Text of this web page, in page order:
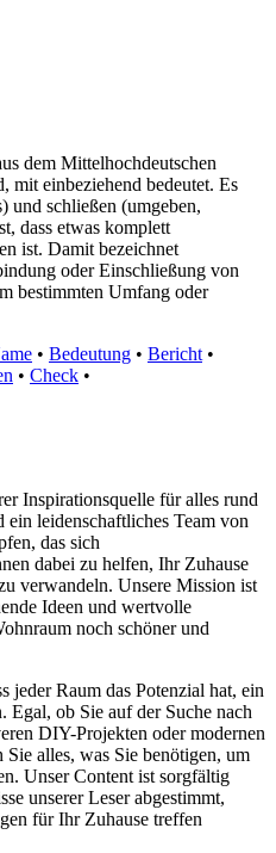
dem Mittelhochdeutschen
mit einbeziehend bedeutet. Es
und schließen (umgeben,
dass etwas komplett
ist. Damit bezeichnet
oder Einschließung von
bestimmten Umfang oder
• Bedeutung • Bericht •
• Check •
Inspirationsquelle für alles rund
leidenschaftliches Team von
das sich
dabei zu helfen, Ihr Zuhause
verwandeln. Unsere Mission ist
Ideen und wertvolle
noch schöner und
jeder Raum das Potenzial hat, ein
Egal, ob Sie auf der Suche nach
DIY-Projekten oder modernen
alles, was Sie benötigen, um
Unser Content ist sorgfältig
unserer Leser abgestimmt,
für Ihr Zuhause treffen